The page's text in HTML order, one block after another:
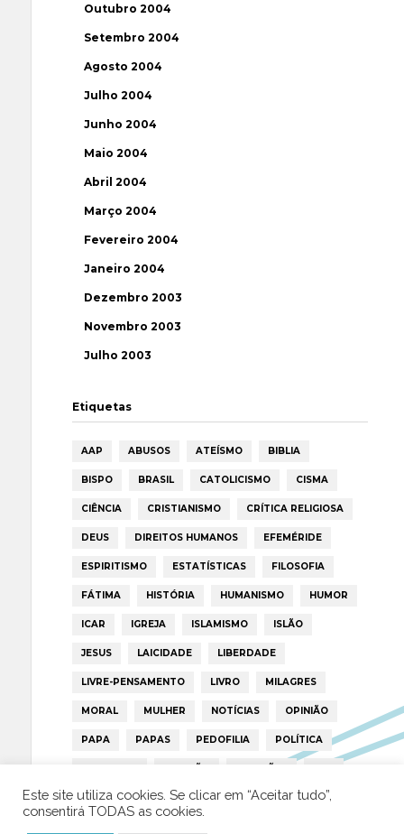
Outubro 2004
Setembro 2004
Agosto 2004
Julho 2004
Junho 2004
Maio 2004
Abril 2004
Março 2004
Fevereiro 2004
Janeiro 2004
Dezembro 2003
Novembro 2003
Julho 2003
Etiquetas
AAP ABUSOS ATEÍSMO BIBLIA
BISPO BRASIL CATOLICISMO CISMA
CIÊNCIA CRISTIANISMO CRÍTICA RELIGIOSA
DEUS DIREITOS HUMANOS EFEMÉRIDE
ESPIRITISMO ESTATÍSTICAS FILOSOFIA
FÁTIMA HISTÓRIA HUMANISMO HUMOR
ICAR IGREJA ISLAMISMO ISLÃO
JESUS LAICIDADE LIBERDADE
LIVRE-PENSAMENTO LIVRO MILAGRES
MORAL MULHER NOTÍCIAS OPINIÃO
PAPA PAPAS PEDOFILIA POLÍTICA
PORTUGAL RELIGIÃO RELIGIÕES RTP
TRUMP VATICANO
Este site utiliza cookies. Se clicar em “Aceitar tudo”,
consentirá TODAS as cookies.